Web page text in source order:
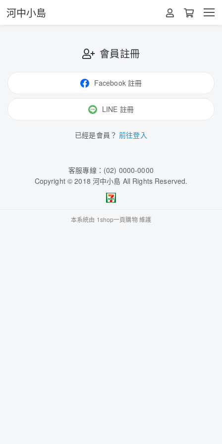
河中小島
會員註冊
Facebook 註冊
LINE 註冊
已經是會員？ 前往登入
客服專線：(02) 0000-0000
Copyright © 2018 河中小島 All Rights Reserved.
本系統由 1shop一頁購物維護